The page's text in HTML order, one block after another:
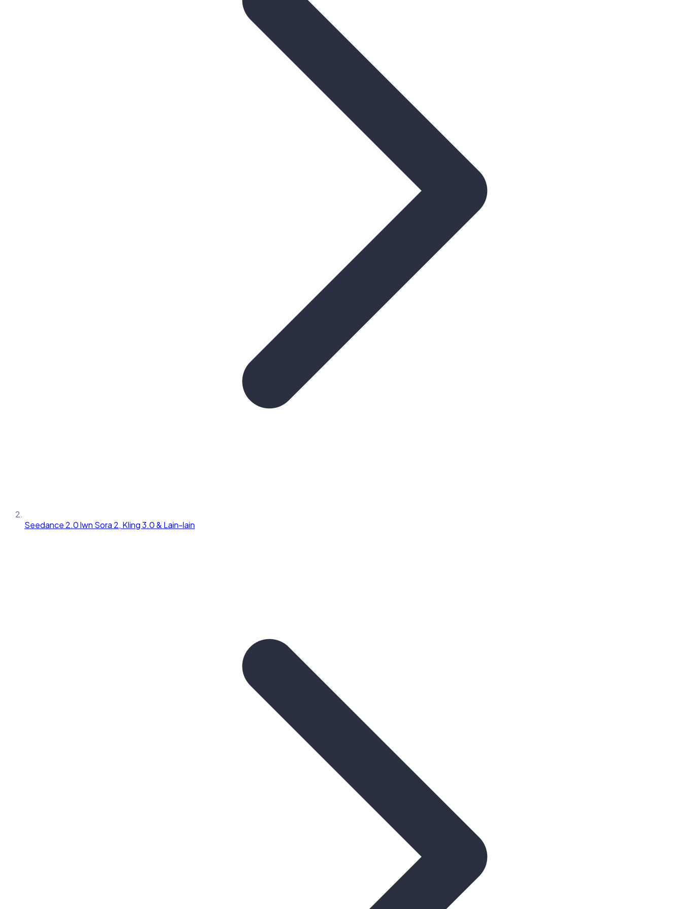
Seedance 2.0 lwn Sora 2, Kling 3.0 & Lain-lain